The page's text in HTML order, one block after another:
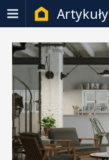
Artykuły